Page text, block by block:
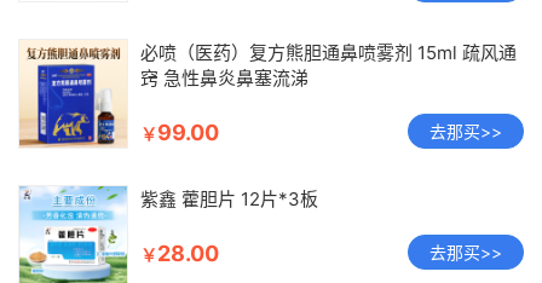
必喷（医药）复方熊胆通鼻喷雾剂 15ml 疏风通
窍 急性鼻炎鼻塞流涕
￥99.00 去那买>>
紫鑫 藿胆片 12片*3板
￥28.00 去那买>>